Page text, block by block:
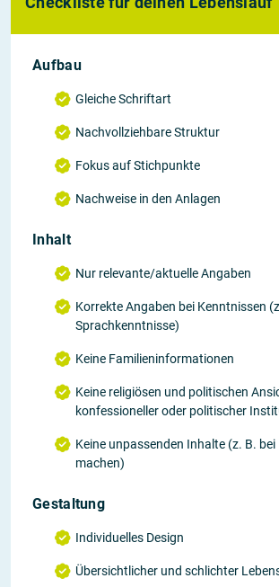
Aufbau
Gleiche Schriftart
Nachvollziehbare Struktur
Fokus auf Stichpunkte
Nachweise in den Anlagen
Inhalt
Nur relevante/aktuelle Angaben
Korrekte Angaben bei Kenntnissen
Sprachkenntnisse)
Keine Familieninformationen
Keine religiösen und politischen
konfessioneller oder politischer
Keine unpassenden Inhalte (z. B. bei
machen)
Gestaltung
Individuelles Design
Übersichtlicher und schlichter